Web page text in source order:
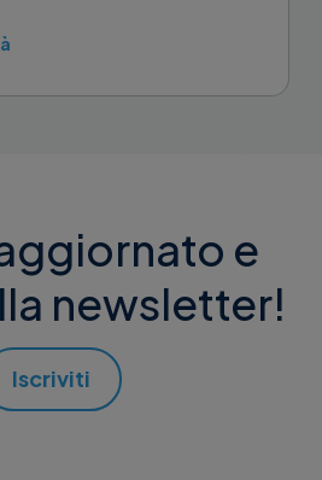
e
newsletter!
Iscriviti